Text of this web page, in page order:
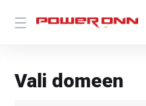
Vali domeen